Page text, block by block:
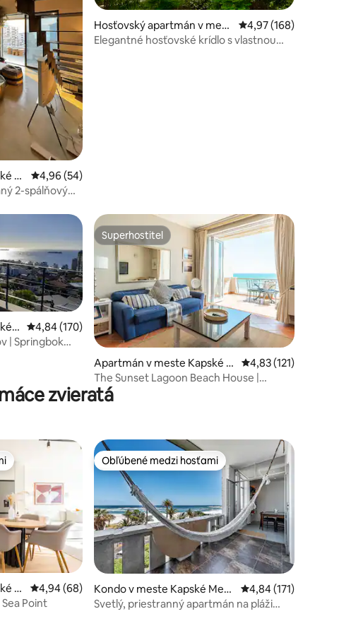
hodnotení: 258
M
Priemerné ohodnotenie 4,96 z 5, počet hodnotení: 54
4,96 (54)
2-spálňový
Hosťovský apartmán v mest
e Kapské Mesto
Priemerné
4,97 (168)
Elegantné hosťovské krídlo s vlastnou
hodnotení: 36
Priemerné ohodnotenie 4,84 z 5, počet hodnotení: 170
4,84 (170)
| Springbok
Superhostiteľ
Superhostiteľ
Apartmán v meste Kapské M
esto
Priemerné
4,83 (121)
The Sunset Lagoon Beach House |
Kapské Mesto
zvieratá
hodnotení: 99
M
Priemerné ohodnotenie 4,94 z 5, počet hodnotení: 68
4,94 (68)
Point
Obľúbené medzi hosťami
Obľúbené medzi hosťami
Kondo v meste Kapské Mest
o
Priemerné
4,84 (171)
Svetlý, priestranný apartmán na pláži